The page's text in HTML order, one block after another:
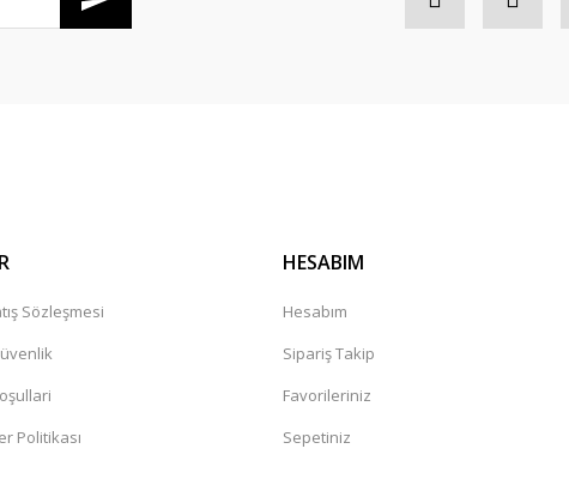
Sözleşmesi
Politikası
HESABIM
Hesabım
Sipariş Takip
Favorileriniz
Sepetiniz